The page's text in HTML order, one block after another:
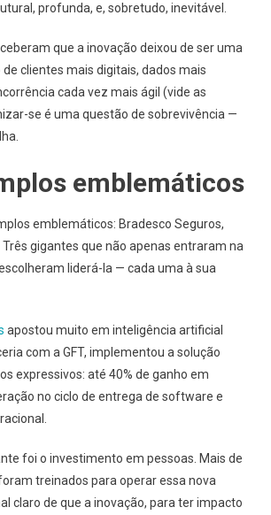
profunda, e, sobretudo, inevitável.
que a inovação deixou de ser uma
clientes mais digitais, dados mais
cada vez mais ágil (vide as
se é uma questão de sobrevivência —
emblemáticos
emblemáticos: Bradesco Seguros,
Três gigantes que não apenas entraram na
liderá-la — cada uma à sua
apostou muito em inteligência artificial
com a GFT, implementou a solução
expressivos: até 40% de ganho em
no ciclo de entrega de software e
foi o investimento em pessoas. Mais de
treinados para operar essa nova
claro de que a inovação, para ter impacto